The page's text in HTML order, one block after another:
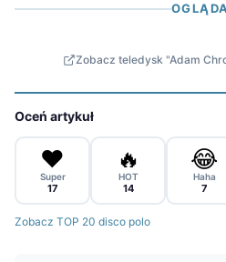
Zobacz teledysk "Adam
Oceń artykuł
❤️
Super
17
🔥
HOT
14
😂
Haha
7
Zobacz TOP 20 disco polo